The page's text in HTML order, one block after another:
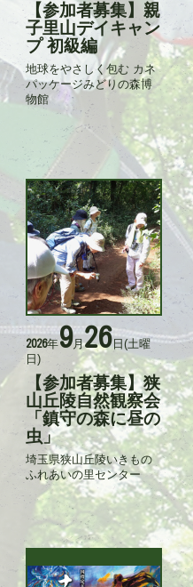
タ
【参加者募集】親
子里山デイキャン
プ 初級編
記
事
地球をやさしく包む カネ
パッケージみどりの森博
物館
活
日
2026年9月26日(土曜
日)
【参加者募集】狭
山丘陵自然観察会
「鎮守の森に昼の
虫」
埼玉県狭山丘陵いきもの
ふれあいの里センター